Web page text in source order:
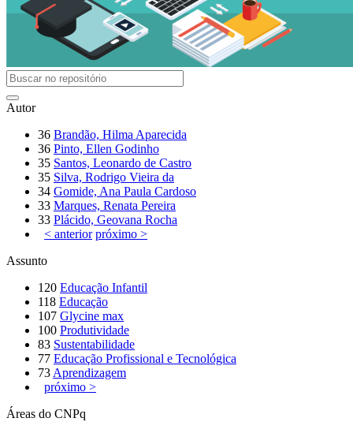
Autor
36 Brandão, Hilma Aparecida
36 Pinto, Ellen Godinho
35 Santos, Leonardo de Castro
35 Silva, Rodrigo Vieira da
34 Gomide, Ana Paula Cardoso
33 Marques, Renata Pereira
33 Plácido, Geovana Rocha
< anterior próximo >
Assunto
120 Educação Infantil
118 Educação
107 Glycine max
100 Produtividade
83 Sustentabilidade
77 Educação Profissional e Tecnológica
73 Aprendizagem
próximo >
Áreas do CNPq